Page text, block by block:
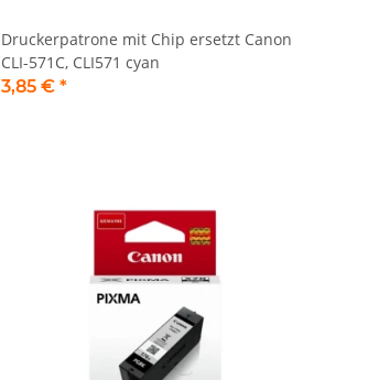
Druckerpatrone mit Chip ersetzt Canon
CLI-571C, CLI571 cyan
3,85 € *